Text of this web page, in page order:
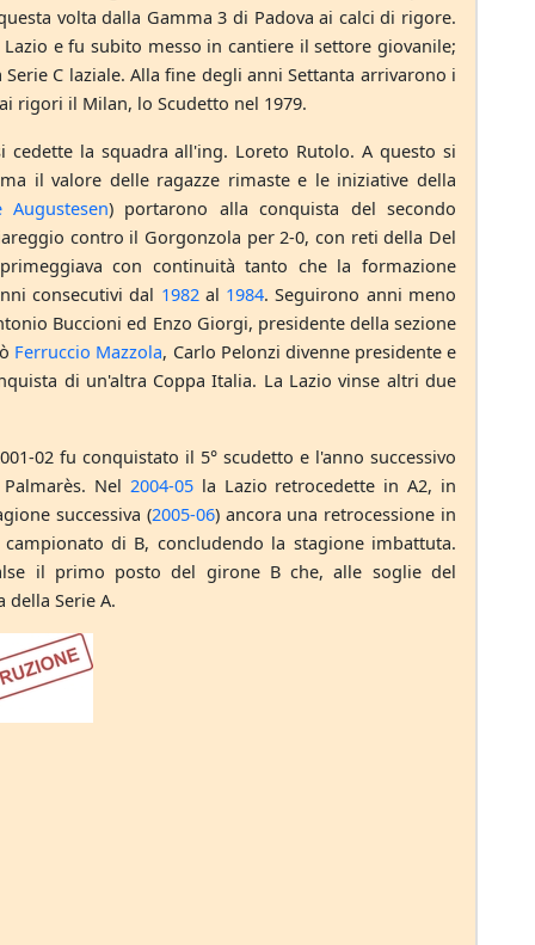
volta dalla Gamma 3 di Padova ai calci di rigore.
e fu subito messo in cantiere il settore giovanile;
C laziale. Alla fine degli anni Settanta arrivarono i
rigori il Milan, lo Scudetto nel 1979.
la squadra all'ing. Loreto Rutolo. A questo si
il valore delle ragazze rimaste e le iniziative della
Augustesen) portarono alla conquista del secondo
contro il Gorgonzola per 2-0, con reti della Del
con continuità tanto che la formazione
consecutivi dal 1982al 1984. Seguirono anni meno
Buccioni ed Enzo Giorgi, presidente della sezione
Ferruccio Mazzola, Carlo Pelonzi divenne presidente e
di un'altra Coppa Italia. La Lazio vinse altri due
02 fu conquistato il 5° scudetto e l'anno successivo
Nel 2004-05la Lazio retrocedette in A2, in
successiva (2005-06) ancora una retrocessione in
di B, concludendo la stagione imbattuta.
il primo posto del girone B che, alle soglie del
Serie A.